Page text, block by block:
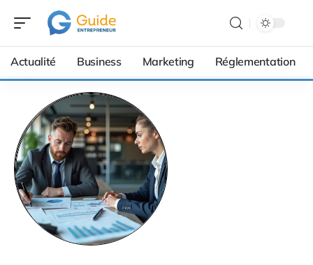
Actualité Business Marketing Réglementation